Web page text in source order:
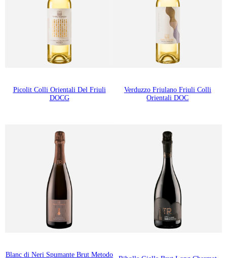
Picolit Colli Orientali Del Friuli
DOCG
Verduzzo Friulano Friuli Colli
Orientali DOC
Blanc di Neri Spumante Brut Metodo